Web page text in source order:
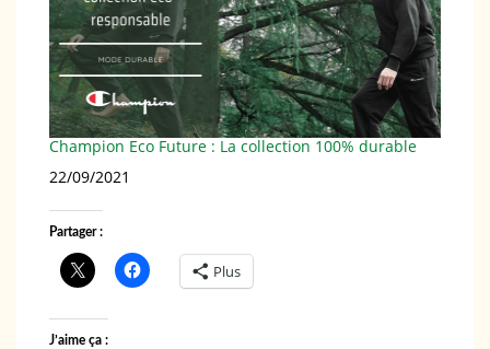
Champion Eco Future : La collection 100% durable
Date
22/09/2021
Partager :
Plus
J’aime ça :